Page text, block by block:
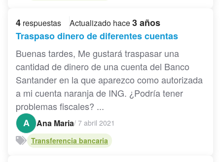
4 respuestas Actualizado hace3 años
Traspaso dinero de diferentes cuentas
Buenas tardes, Me gustará traspasar una
cantidad de dinero de una cuenta del Banco
Santander en la que aparezco como autorizada
a mi cuenta naranja de ING. ¿Podría tener
problemas fiscales? ...
A
Ana Maria/ 7 abril 2021
Transferencia bancaria